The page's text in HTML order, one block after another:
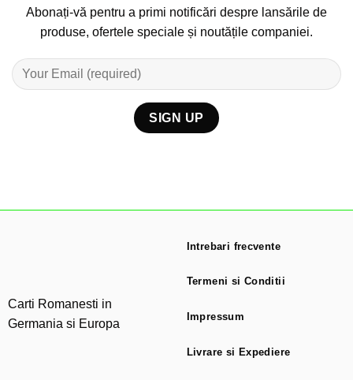
Abonați-vă pentru a primi notificări despre lansările de
produse, ofertele speciale și noutățile companiei.
Carti Romanesti in
Germania si Europa
Intrebari frecvente
Termeni si Conditii
Impressum
Livrare si Expediere